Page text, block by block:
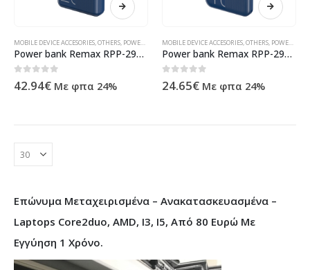
MOBILE DEVICE ACCESORIES OTHERS POWER BANKS ,ΠΡΟΪΌΝΤΑ ΠΛΗΡΟΦΟΡΙΚΉΣ - ΚΙΝΗΤΉΣ
Power bank Remax RPP-296 Landon, 20000mAh, Different colors – 87071
0out of 5
42.94€ Με φπα 24%
MOBILE DEVICE ACCESORIES OTHERS POWER BANKS
Power bank Remax RPP-295 Landon, 10000mAh, Different colors – 87070
0out of 5
24.65€ Με φπα 24%
Επώνυμα Μεταχειρισμένα – Ανακατασκευασμένα –
Laptops Core2duo, AMD, I3, I5, Από 80 Ευρώ Με
Εγγύηση 1 Χρόνο.